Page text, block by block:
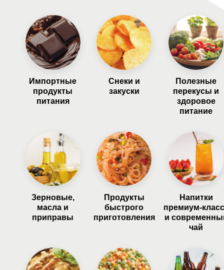
Импортные
продукты
питания
Снеки и
закуски
Полезные
перекусы и
здоровое
питание
Зерновые,
масла и
приправы
Продукты
быстрого
приготовления
Напитки
премиум-
и
чай